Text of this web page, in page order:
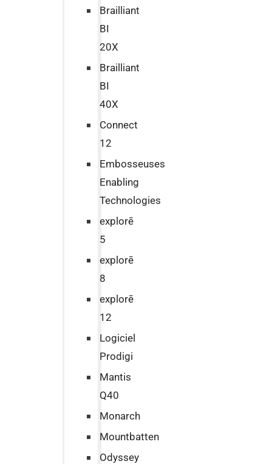
Brailliant
BI
20X
Brailliant
BI
40X
Connect
12
Embosseuses
Enabling
Technologies
explorē
5
explorē
8
explorē
12
Logiciel
Prodigi
Mantis
Q40
Monarch
Mountbatten
Odyssey